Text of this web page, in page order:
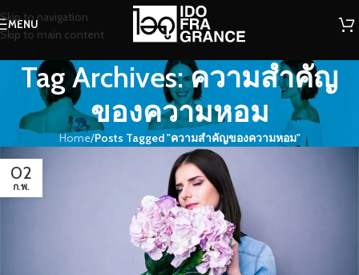
Skip to navigation
Skip to main content
MENU
Tag Archives: ความสำคัญ
ของความหอม
Home/Posts Tagged "ความสำคัญของความหอม"
02
ก.พ.